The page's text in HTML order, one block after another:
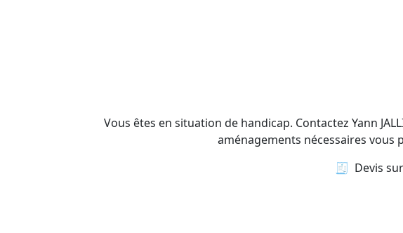
Vous êtes en situation de handicap. Contactez Yann
aménagements nécessaires
🧾 Devis